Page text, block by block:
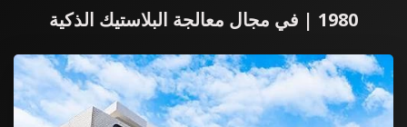
1980 | في مجال معالجة البلاستيك الذكية